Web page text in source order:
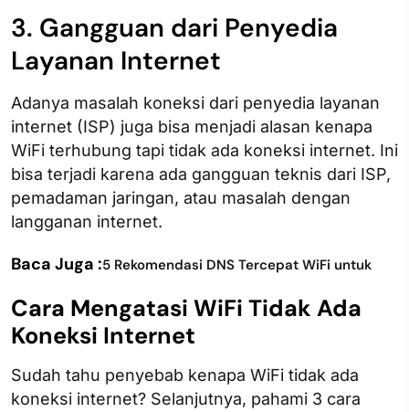
3. Gangguan dari Penyedia
Layanan Internet
Adanya masalah koneksi dari penyedia layanan
internet (ISP) juga bisa menjadi alasan kenapa
WiFi terhubung tapi tidak ada koneksi internet. Ini
bisa terjadi karena ada gangguan teknis dari ISP,
pemadaman jaringan, atau masalah dengan
langganan internet.
Baca Juga :5 Rekomendasi DNS Tercepat WiFi untuk
Cara Mengatasi WiFi Tidak Ada
Koneksi Internet
Sudah tahu penyebab kenapa WiFi tidak ada
koneksi internet? Selanjutnya, pahami 3 cara